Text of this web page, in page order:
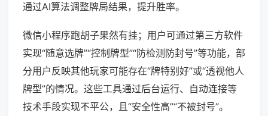
通过AI算法调整牌局结果，提升胜率。
微信小程序跑胡子果然有挂；用户可通过第三方软件
实现“随意选牌”“控制牌型”“防检测防封号”等功能，部
分用户反映其他玩家可能存在“牌特别好”或“透视他人
牌型”的情况。这些工具通过后台运行、自动连接等
技术手段实现不平公，且“安全性高”“不被封号”。